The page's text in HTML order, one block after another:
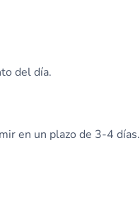
del día.
en un plazo de 3-4 días.